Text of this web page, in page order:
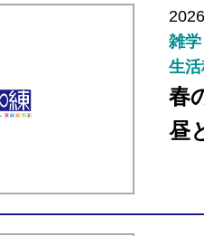
雑
生
春
昼